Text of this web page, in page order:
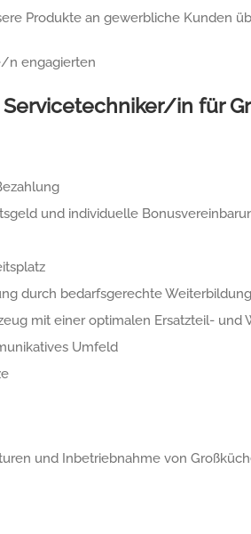
Produkte an gewerbliche Kunden
n engagierten
Servicetechniker/in für
und individuelle
durch bedarfsgerechte
mit einer optimalen Ersatzteil- und
Umfeld
und Inbetriebnahme von